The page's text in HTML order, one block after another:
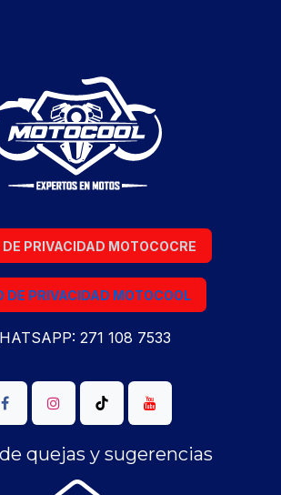
DE PRIVACIDAD MOTOCOCRE
DE PRIVACIDAD MOTOCOOL
271 108 7533
quejas y sugerencias